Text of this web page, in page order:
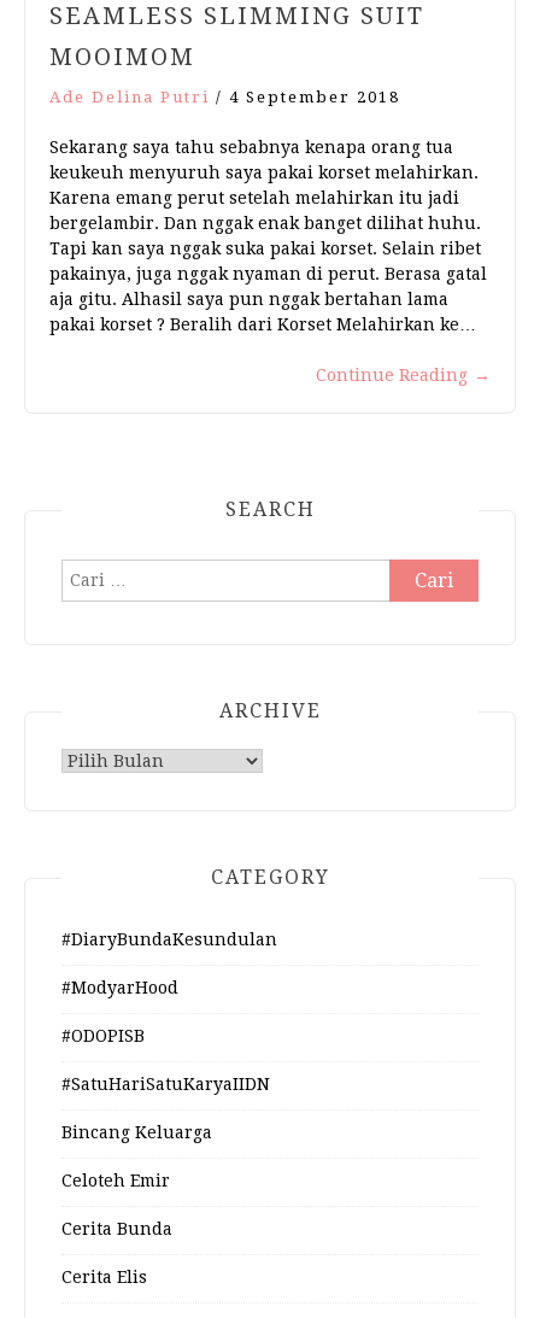
SEAMLESS SLIMMING SUIT
MOOIMOM
Ade Delina Putri / 4 September 2018
Sekarang saya tahu sebabnya kenapa orang tua
keukeuh menyuruh saya pakai korset melahirkan.
Karena emang perut setelah melahirkan itu jadi
bergelambir. Dan nggak enak banget dilihat huhu.
Tapi kan saya nggak suka pakai korset. Selain ribet
pakainya, juga nggak nyaman di perut. Berasa gatal
aja gitu. Alhasil saya pun nggak bertahan lama
pakai korset ? Beralih dari Korset Melahirkan ke…
Continue Reading →
SEARCH
Cari
untuk:
ARCHIVE
Archive
CATEGORY
#DiaryBundaKesundulan
#ModyarHood
#ODOPISB
#SatuHariSatuKaryaIIDN
Bincang Keluarga
Celoteh Emir
Cerita Bunda
Cerita Elis